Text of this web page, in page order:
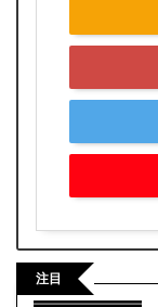
注目